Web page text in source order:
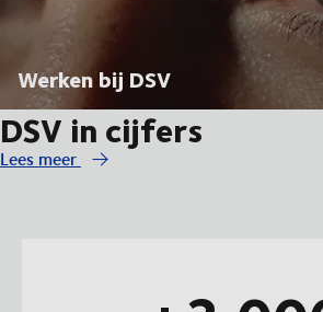
Werken bij DSV
DSV in cijfers
Lees meer